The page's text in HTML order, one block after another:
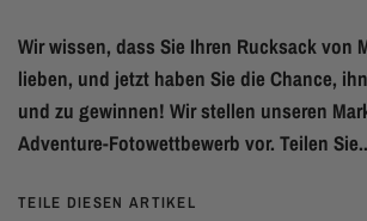
Wir wissen, dass Sie Ihren Rucksack von
lieben, und jetzt haben Sie die Chance,
und zu gewinnen! Wir stellen unseren
Adventure-Fotowettbewerb vor. Teilen
TEILE DIESEN ARTIKEL